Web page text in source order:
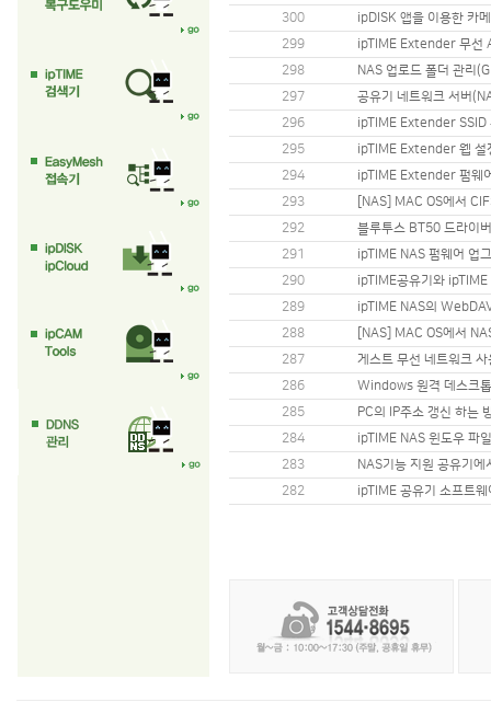
300
ipDISK 앱을 이용한 카
299
ipTIME Extender 무선
298
NAS 업로드 폴더 관리
297
공유기 네트워크 서버
296
ipTIME Extender SSID
295
ipTIME Extender 웹 설
294
ipTIME Extender 펌웨
293
[NAS] MAC OS에서
292
블루투스 BT50 드라이
291
ipTIME NAS 펌웨어 업
290
ipTIME공유기와
289
ipTIME NAS의
288
[NAS] MAC OS에서
287
게스트 무선 네트워크 사
286
Windows 원격 데스크
285
PC의 IP주소 갱신 하는
284
ipTIME NAS 윈도우 파
283
NAS기능 지원 공유기
282
ipTIME 공유기 소프트